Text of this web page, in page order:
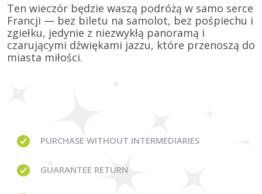
Ten wieczór będzie waszą podróżą w samo serce
Francji — bez biletu na samolot, bez pośpiechu i
zgiełku, jedynie z niezwykłą panoramą i
czarującymi dźwiękami jazzu, które przenoszą do
miasta miłości.
PURCHASE WITHOUT INTERMEDIARIES
GUARANTEE RETURN